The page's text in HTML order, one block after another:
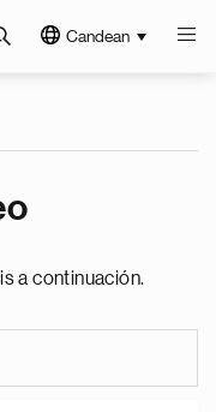
Candean
a continuación.